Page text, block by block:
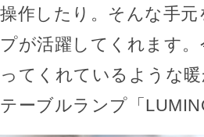
操作したり。そんな手
プが活躍してくれます
ってくれているような
テーブルランプ「